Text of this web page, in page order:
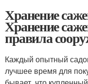
Хранение
Хранение
правила
Каждый опытный
лучшее время для